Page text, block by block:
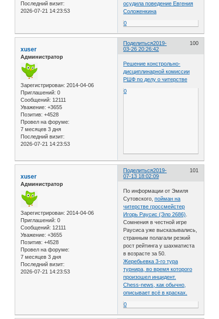
Последний визит:
2026-07-21 14:23:53
осудила поведение Евгения
Соложенкина
0
Поделиться 100
2019-
03-26 20:26:42
xuser
Администратор
Зарегистрирован: 2014-04-06
Приглашений: 0
Сообщений: 12111
Уважение: +3655
Позитив: +4528
Провел на форуме:
7 месяцев 3 дня
Последний визит:
2026-07-21 14:23:53
Решение констрольно-
дисциплинарной комиссии
РШФ по делу о читерстве
0
Поделиться 101
2019-
07-13 18:02:09
xuser
Администратор
Зарегистрирован: 2014-04-06
Приглашений: 0
Сообщений: 12111
Уважение: +3655
Позитив: +4528
Провел на форуме:
7 месяцев 3 дня
Последний визит:
2026-07-21 14:23:53
По информации от Эмиля
Сутовского,пойман на
читерстве гроссмейстер
Игорь Раусис (Эло 2686)
Сомнения в честной игре
Раусиса уже высказывались,
странным полагали резкий
рост рейтинга у шахматиста
в возрасте за 50.
Жеребьевка 3-го тура
турнира, во время которого
произошел инцидент.
Chess-news, как обычно,
описывает всё в красках.
0